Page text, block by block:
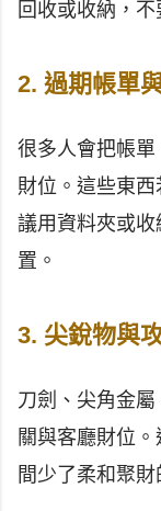
回收或收納，不
2. 過期帳單
很多人會把帳
財位。這些東
議用資料夾或
置。
3. 尖銳物與
刀劍、尖角金
關與客廳財位
間少了柔和聚財